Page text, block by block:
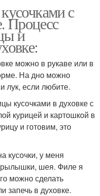
с
Процесс
и
можно в рукаве или в
На дно можно
лук, если любите.
кусочками в духовке с
курицей и картошкой в
и готовим, это
кусочки, у меня
шея. Филе я
можно сделать
запечь в духовке.